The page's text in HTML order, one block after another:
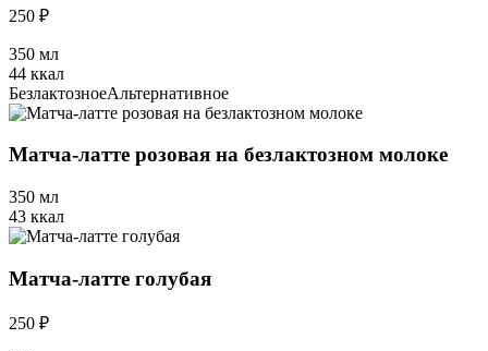
250 ₽
350 мл
44 ккал
БезлактозноеАльтернативное
Матча-латте розовая на безлактозном молоке
350 мл
43 ккал
Матча-латте голубая
250 ₽